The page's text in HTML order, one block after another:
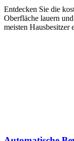
Entdecken Sie die
Oberfläche lauern
meisten Hausbesitzer